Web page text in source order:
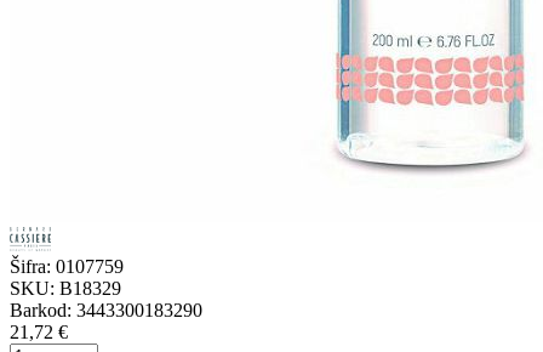
Šifra: 0107759
SKU: B18329
Barkod: 3443300183290
21,72 €